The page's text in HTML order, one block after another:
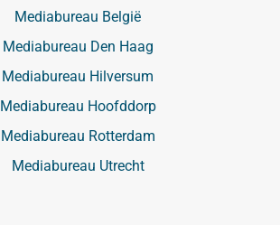
Mediabureau België
Mediabureau Den Haag
Mediabureau Hilversum
Mediabureau Hoofddorp
Mediabureau Rotterdam
Mediabureau Utrecht